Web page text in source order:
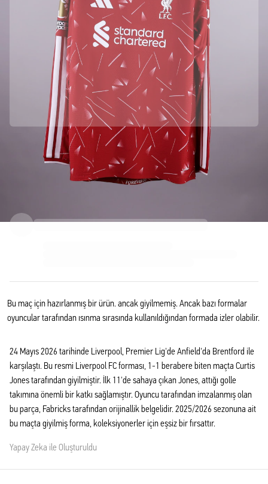
Liverpool FC ile resmi ortaklık
Bu ürünün orijinal olduğundan emin olmak için doğrudan Liverpool FC takımından temin ettik.
Orijinalliği Fabricks ile doğrulandı
Bu maç için hazırlanmış bir ürün. ancak giyilmemiş. Ancak bazı formalar
oyuncular tarafından ısınma sırasında kullanıldığından formada izler olabilir.
24 Mayıs 2026 tarihinde Liverpool, Premier Lig'de Anfield'da Brentford ile
karşılaştı. Bu resmi Liverpool FC forması, 1-1 berabere biten maçta Curtis
Jones tarafından giyilmiştir. İlk 11'de sahaya çıkan Jones, attığı golle
takımına önemli bir katkı sağlamıştır. Oyuncu tarafından imzalanmış olan
bu parça, Fabricks tarafından orijinallik belgelidir. 2025/2026 sezonuna ait
bu maçta giyilmiş forma, koleksiyonerler için eşsiz bir fırsattır.
Yapay Zeka ile Oluşturuldu